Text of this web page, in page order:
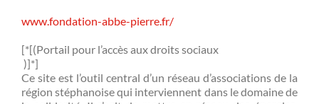
www.fondation-abbe-pierre.fr/
[*[(Portail pour l’accès aux droits sociaux
)]*]
Ce site est l’outil central d’un réseau d’associations de la
région stéphanoise qui interviennent dans le domaine de